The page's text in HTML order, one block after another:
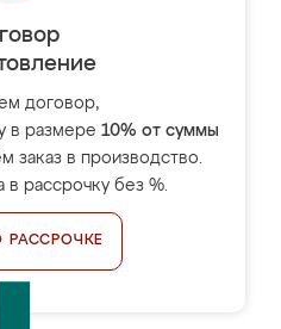
договор,
в размере 10% от суммы
заказ в производство.
в рассрочку без %.
РАССРОЧКЕ